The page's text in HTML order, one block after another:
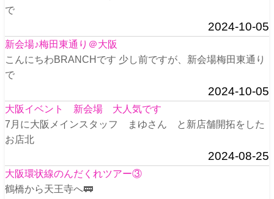
で
2024-10-05
新会場♪梅田東通り＠大阪
こんにちわBRANCHです 少し前ですが、新会場梅田東通り
で
2024-10-05
大阪イベント 新会場 大人気です
7月に大阪メインスタッフ まゆさん と新店舗開拓をした
お店北
2024-08-25
大阪環状線のんだくれツアー③
鶴橋から天王寺へ🚃